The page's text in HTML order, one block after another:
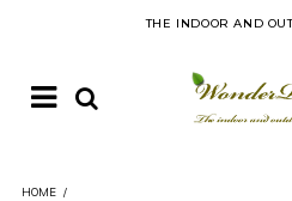
THE INDOOR AND
HOME /